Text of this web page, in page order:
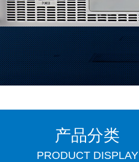
产品分类
PRODUCT DISPLAY